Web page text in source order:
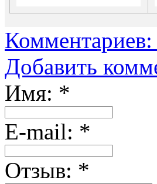
Комментариев:
Добавить
Имя: *
Е-mail: *
Отзыв: *